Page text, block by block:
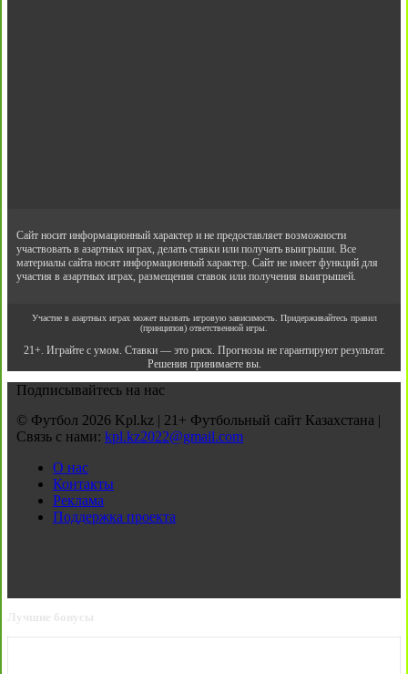
Сайт носит информационный характер и не предоставляет возможности
участвовать в азартных играх, делать ставки или получать выигрыши. Все
материалы сайта носят информационный характер. Сайт не имеет функций для
участия в азартных играх, размещения ставок или получения выигрышей.
Участие в азартных играх может вызвать игровую зависимость. Придерживайтесь правил
(принципов) ответственной игры.
21+. Играйте с умом. Ставки — это риск. Прогнозы не гарантируют результат.
Решения принимаете вы.
Подписывайтесь на нас
© Футбол 2026 Kpl.kz | 21+ Футбольный сайт Казахстана |
Связь с нами: kpl.kz2022@gmail.com
О нас
Контакты
Реклама
Поддержка проекта
Лучшие бонусы